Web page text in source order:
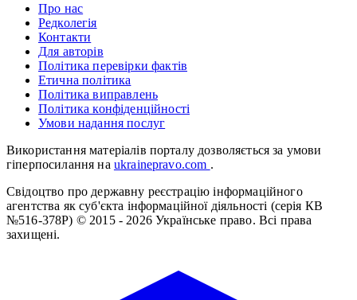
Про нас
Редколегія
Контакти
Для авторів
Політика перевірки фактів
Етична політика
Політика виправлень
Політика конфіденційності
Умови надання послуг
Використання матеріалів порталу дозволяється за умови
гіперпосилання на ukrainepravo.com .
Свідоцтво про державну реєстрацію інформаційного
агентства як суб'єкта інформаційної діяльності (серія КВ
№516-378Р) © 2015 - 2026 Українське право. Всі права
захищені.